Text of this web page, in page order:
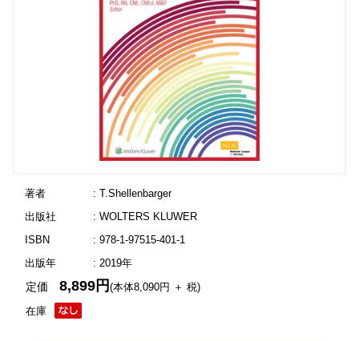
著者
: T.Shellenbarger
出版社
: WOLTERS KLUWER
ISBN
: 978-1-97515-401-1
出版年
: 2019年
在庫
定価8,899円(本体8,090円 ＋ 税)